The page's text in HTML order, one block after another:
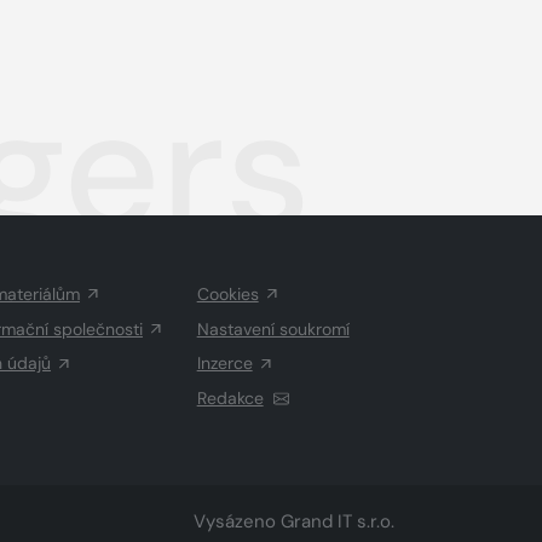
společnosti
údajů
Cookies
Nastavení soukromí
Inzerce
Redakce
Vysázeno Grand IT s.r.o.